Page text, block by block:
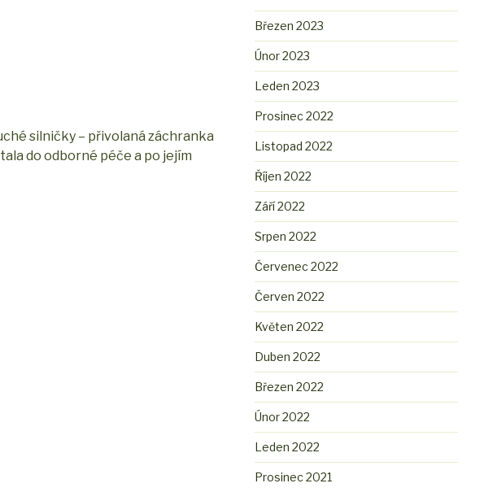
silničky – přivolaná záchranka
do odborné péče a po jejím
Březen 2023
Únor 2023
Leden 2023
Prosinec 2022
Listopad 2022
Říjen 2022
Září 2022
Srpen 2022
Červenec 2022
Červen 2022
Květen 2022
Duben 2022
Březen 2022
Únor 2022
Leden 2022
Prosinec 2021